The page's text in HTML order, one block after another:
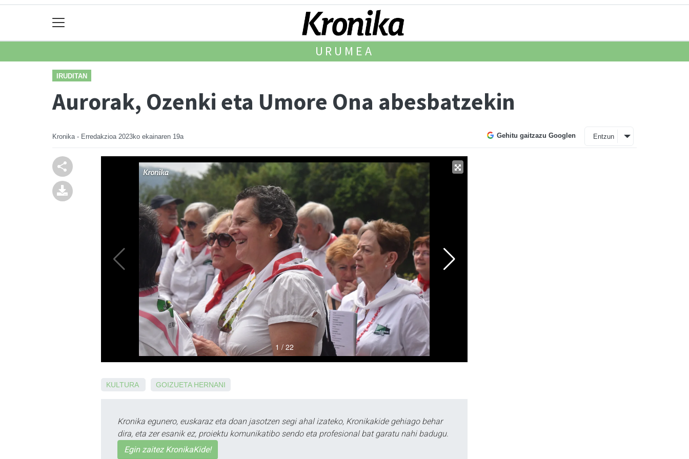
URUMEA
IRUDITAN
Aurorak, Ozenki eta Umore Ona abesbatzekin
Kronika - Erredakzioa 2023ko ekainaren 19a Gehitu gaitzazu Googlen Entzun
KULTURA GOIZUETA HERNANI
Kronika egunero, euskaraz eta doan jasotzen segi ahal izateko, Kronikakide gehiago behar
dira, eta zer esanik ez, proiektu komunikatibo sendo eta profesional bat garatu nahi badugu.
Egin zaitez KronikaKide!